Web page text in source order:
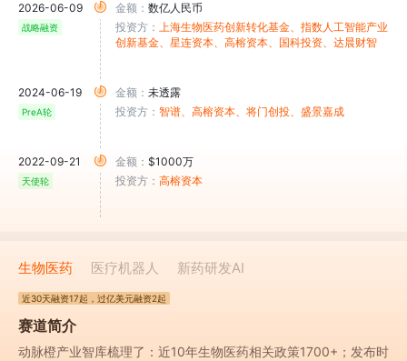
2026-06-09
战略融资
金额： 数亿人民币
投资方： 上海生物医药创新转化基金、指数人工智能产业
创新基金、星连资本、高榕资本、国科投资、达晨财智
2024-06-19
PreA轮
金额： 未透露
投资方： 智谱、高榕资本、将门创投、盛景嘉成
2022-09-21
天使轮
金额： $1000万
投资方： 高榕资本
生物医药 医疗机器人 新药研发AI
近30天融资17起 ，过亿美元融资2起
赛道简介
动脉橙产业智库梳理了：近10年生物医药相关政策1700+；发布时